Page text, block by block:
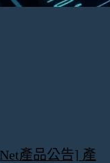
產品公告] 產